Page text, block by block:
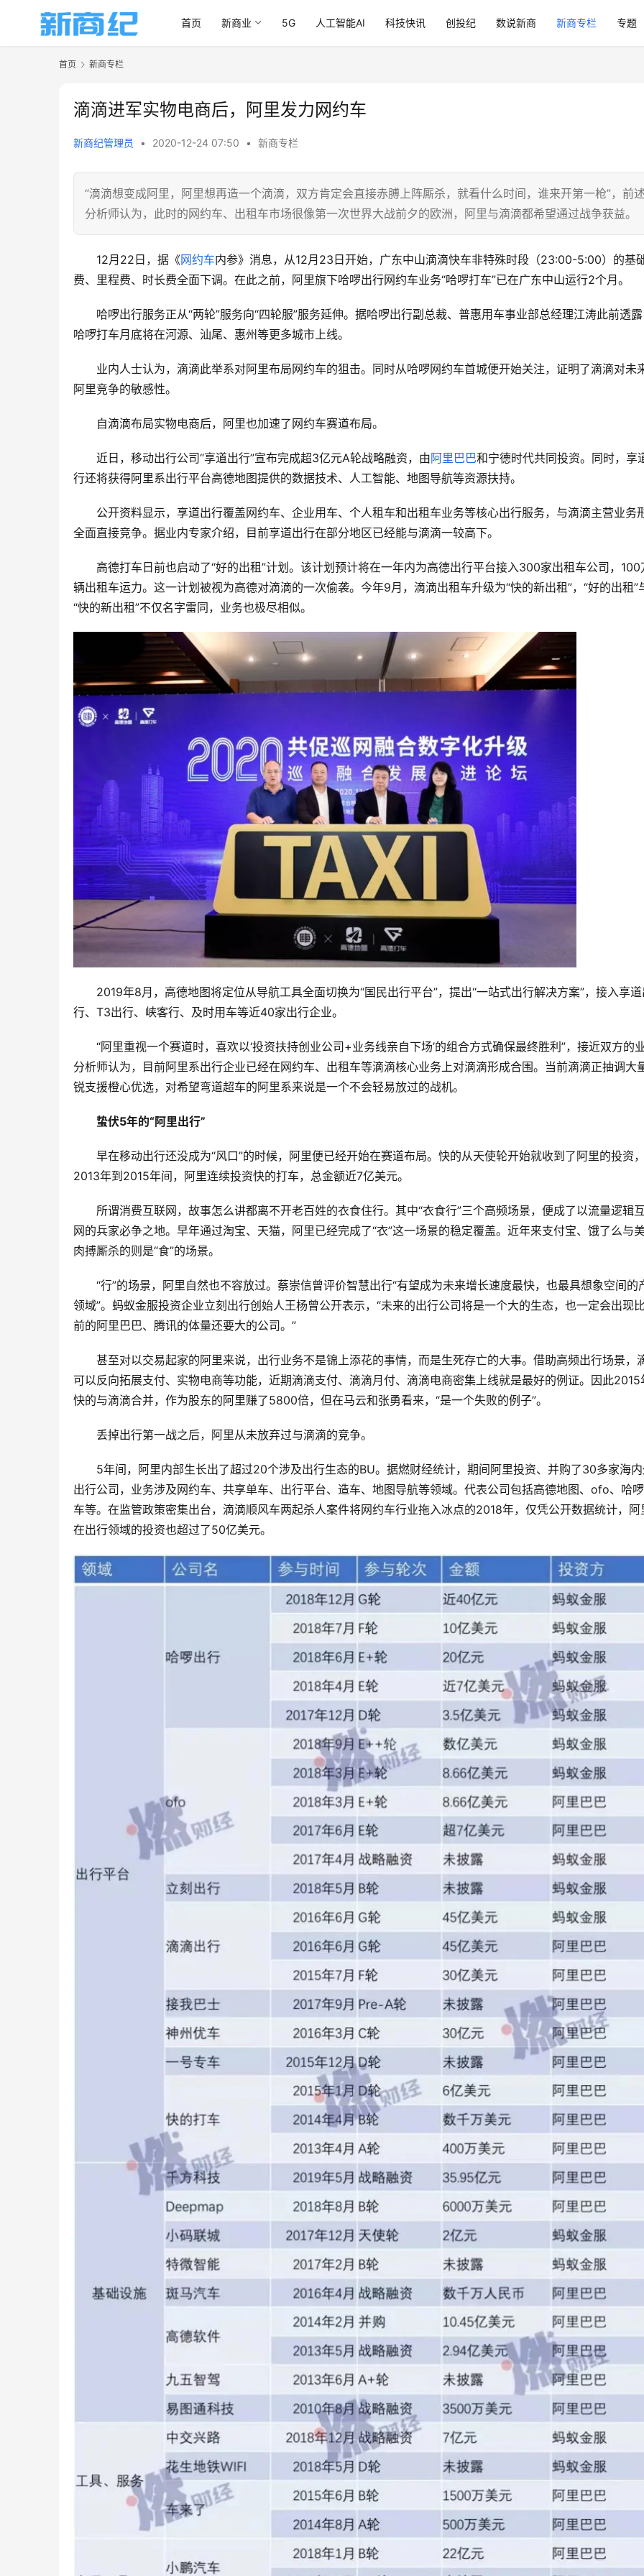
首页 新商业 5G 人工智能AI 科技快讯 创投纪 数说新商 新商专栏 专题
首页 新商专栏
滴滴进军实物电商后，阿里发力网约车
新商纪管理员 • 2020-12-24 07:50 • 新商专栏
“滴滴想变成阿里，阿里想再造一个滴滴，双方肯定会直接赤膊上阵厮杀，就看什么时间，谁来开第一枪”，前述
分析师认为，此时的网约车、出租车市场很像第一次世界大战前夕的欧洲，阿里与滴滴都希望通过战争获益。
12月22日，据《网约车内参》消息，从12月23日开始，广东中山滴滴快车非特殊时段（23:00-5:00）的基
费、里程费、时长费全面下调。在此之前，阿里旗下哈啰出行网约车业务“哈啰打车”已在广东中山运行2个月。
哈啰出行服务正从“两轮”服务向“四轮服”服务延伸。据哈啰出行副总裁、普惠用车事业部总经理江涛此前透露
哈啰打车月底将在河源、汕尾、惠州等更多城市上线。
业内人士认为，滴滴此举系对阿里布局网约车的狙击。同时从哈啰网约车首城便开始关注，证明了滴滴对未
阿里竞争的敏感性。
自滴滴布局实物电商后，阿里也加速了网约车赛道布局。
近日，移动出行公司“享道出行”宣布完成超3亿元A轮战略融资，由阿里巴巴和宁德时代共同投资。同时，享
行还将获得阿里系出行平台高德地图提供的数据技术、人工智能、地图导航等资源扶持。
公开资料显示，享道出行覆盖网约车、企业用车、个人租车和出租车业务等核心出行服务，与滴滴主营业务
全面直接竞争。据业内专家介绍，目前享道出行在部分地区已经能与滴滴一较高下。
高德打车日前也启动了“好的出租”计划。该计划预计将在一年内为高德出行平台接入300家出租车公司，100
辆出租车运力。这一计划被视为高德对滴滴的一次偷袭。今年9月，滴滴出租车升级为“快的新出租”，“好的出租”
“快的新出租”不仅名字雷同，业务也极尽相似。
2019年8月，高德地图将定位从导航工具全面切换为“国民出行平台”，提出“一站式出行解决方案”，接入享道
行、T3出行、峡客行、及时用车等近40家出行企业。
“阿里重视一个赛道时，喜欢以‘投资扶持创业公司+业务线亲自下场’的组合方式确保最终胜利”，接近双方的
分析师认为，目前阿里系出行企业已经在网约车、出租车等滴滴核心业务上对滴滴形成合围。当前滴滴正抽调大
锐支援橙心优选，对希望弯道超车的阿里系来说是一个不会轻易放过的战机。
蛰伏5年的“阿里出行”
早在移动出行还没成为“风口”的时候，阿里便已经开始在赛道布局。快的从天使轮开始就收到了阿里的投资，
2013年到2015年间，阿里连续投资快的打车，总金额近7亿美元。
所谓消费互联网，故事怎么讲都离不开老百姓的衣食住行。其中“衣食行”三个高频场景，便成了以流量逻辑
网的兵家必争之地。早年通过淘宝、天猫，阿里已经完成了“衣”这一场景的稳定覆盖。近年来支付宝、饿了么与
肉搏厮杀的则是“食”的场景。
“行”的场景，阿里自然也不容放过。蔡崇信曾评价智慧出行“有望成为未来增长速度最快，也最具想象空间的
领域”。蚂蚁金服投资企业立刻出行创始人王杨曾公开表示，“未来的出行公司将是一个大的生态，也一定会出现
前的阿里巴巴、腾讯的体量还要大的公司。”
甚至对以交易起家的阿里来说，出行业务不是锦上添花的事情，而是生死存亡的大事。借助高频出行场景，
可以反向拓展支付、实物电商等功能，近期滴滴支付、滴滴月付、滴滴电商密集上线就是最好的例证。因此2015
快的与滴滴合并，作为股东的阿里赚了5800倍，但在马云和张勇看来，“是一个失败的例子”。
丢掉出行第一战之后，阿里从未放弃过与滴滴的竞争。
5年间，阿里内部生长出了超过20个涉及出行生态的BU。据燃财经统计，期间阿里投资、并购了30多家海
出行公司，业务涉及网约车、共享单车、出行平台、造车、地图导航等领域。代表公司包括高德地图、ofo、哈
车等。在监管政策密集出台，滴滴顺风车两起杀人案件将网约车行业拖入冰点的2018年，仅凭公开数据统计，阿
在出行领域的投资也超过了50亿美元。